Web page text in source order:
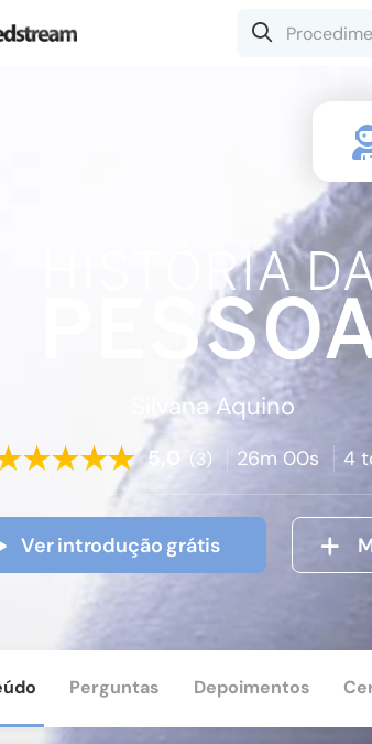
Silvana Aquino
5,0 (3) 26m 00s 4
Ver introdução grátis
Perguntas Depoimentos